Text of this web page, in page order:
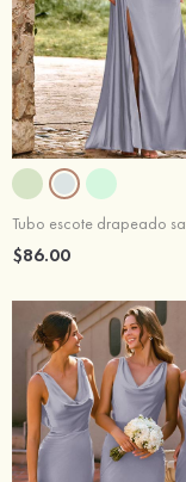
$86.00